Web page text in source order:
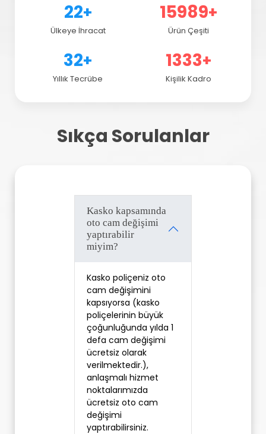
30+
Ülkeye İhracat
22009+
Ürün Çeşiti
45+
Yıllık Tecrübe
1835+
Kişilik Kadro
Sıkça Sorulanlar
Kasko kapsamında
oto cam değişimi
yaptırabilir
miyim?
Kasko poliçeniz oto
cam değişimini
kapsıyorsa (kasko
poliçelerinin büyük
çoğunluğunda yılda 1
defa cam değişimi
ücretsiz olarak
verilmektedir.),
anlaşmalı hizmet
noktalarımızda
ücretsiz oto cam
değişimi
yaptırabilirsiniz.